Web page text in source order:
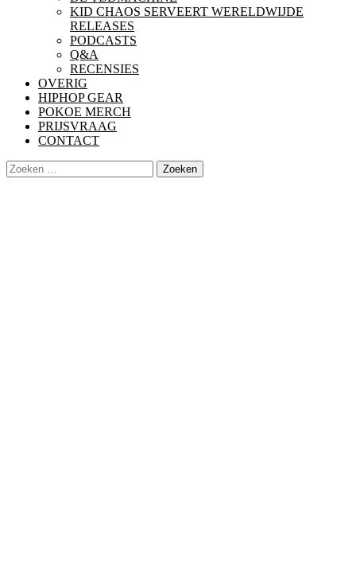
KID CHAOS SERVEERT WERELDWIJDE
RELEASES
PODCASTS
Q&A
RECENSIES
OVERIG
HIPHOP GEAR
POKOE MERCH
PRIJSVRAAG
CONTACT
Zoeken
naar: